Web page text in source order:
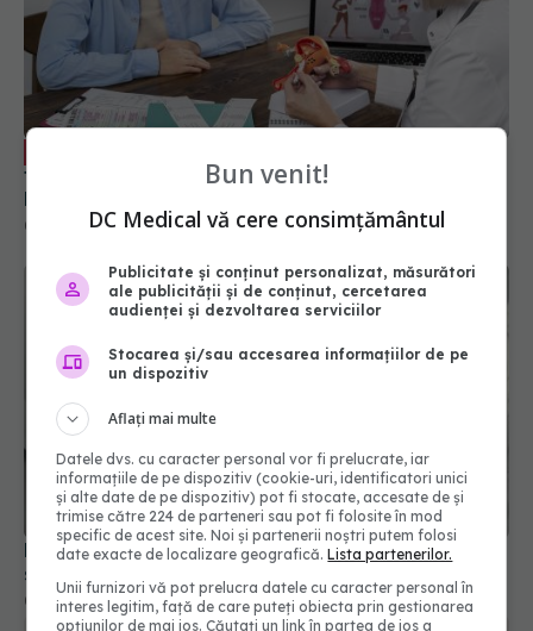
EXCLUSIV
Cea mai frecventă afecțiune care
trimite femeile la ginecolog. Dr. Ciprian Cristescu:
Este foarte avantajos. Se vede. Nu trebuie
analiză imagistică
02 iun 2024, 12:33
Primul semn că un chist ovarian urmează să se
spargă. Dacă simți asta, fugi la medic
08 mai 2025, 10:56
Bun venit!
DC Medical vă cere consimțământul
Publicitate și conținut personalizat, măsurători
ale publicității și de conținut, cercetarea
audienței și dezvoltarea serviciilor
Stocarea și/sau accesarea informațiilor de pe
un dispozitiv
Aflați mai multe
Datele dvs. cu caracter personal vor fi prelucrate, iar
informațiile de pe dispozitiv (cookie-uri, identificatori unici
și alte date de pe dispozitiv) pot fi stocate, accesate de și
trimise către 224 de parteneri sau pot fi folosite în mod
specific de acest site. Noi și partenerii noștri putem folosi
date exacte de localizare geografică.Lista partenerilor.
Unii furnizori vă pot prelucra datele cu caracter personal în
interes legitim, față de care puteți obiecta prin gestionarea
opțiunilor de mai jos. Căutați un link în partea de jos a